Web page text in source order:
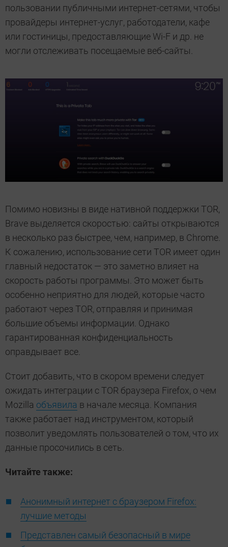
пользовании публичными интернет-сетями, чтобы
провайдеры интернет-услуг, работодатели, кафе
или гостиницы, предоставляющие Wi-F и др. не
могли отслеживать посещаемые веб-сайты.
Помимо новизны в виде нативной поддержки TOR,
Brave выделяется скоростью: сайты открываются
в несколько раз быстрее, чем, например, в Chrome.
К сожалению, использование сети TOR имеет один
главный недостаток — это заметно влияет на
скорость работы программы. Это может быть
особенно неприятно для людей, которые часто
работают через TOR, отправляя и принимая
большие объемы информации. Однако
гарантированная конфиденциальность
оправдывает все.
Стоит добавить, что в скором времени следует
ожидать интеграции с TOR браузера Firefox, о чем
Mozilla объявила в начале месяца. Компания
также работает над инструментом, который
позволит уведомлять пользователей о том, что их
данные просочились в сеть.
Читайте также:
Анонимный интернет с браузером Firefox:
лучшие методы
Представлен самый безопасный в мире